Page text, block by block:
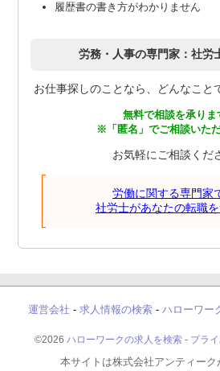
履歴書の書き方がわかりません
労務・人事の専門家：社労
お仕事探しのことなら、どんなこと
無料で相談を承りま
※「匿名」でご相談いただ
お気軽にご相談くだ
労働に関する専門家
社労士があなたの転職
運営会社 - 求人情報の検索- ハローワー
©2026 ハローワークの求人を検索 - プラ
本サイトは株式会社アンティーク